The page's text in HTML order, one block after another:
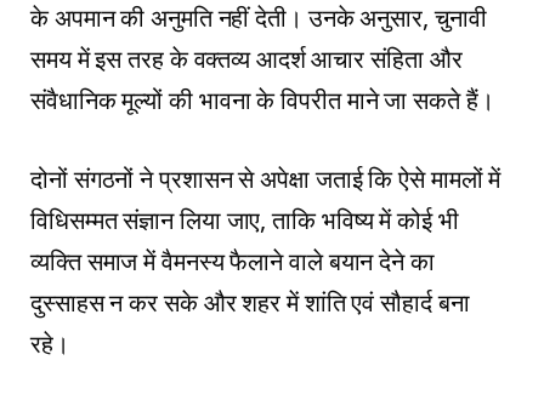
के अपमान की अनुमति नहीं देती। उनके अनुसार, चुनावी
समय में इस तरह के वक्तव्य आदर्श आचार संहिता और
संवैधानिक मूल्यों की भावना के विपरीत माने जा सकते हैं।
दोनों संगठनों ने प्रशासन से अपेक्षा जताई कि ऐसे मामलों में
विधिसम्मत संज्ञान लिया जाए, ताकि भविष्य में कोई भी
व्यक्ति समाज में वैमनस्य फैलाने वाले बयान देने का
दुस्साहस न कर सके और शहर में शांति एवं सौहार्द बना
रहे।